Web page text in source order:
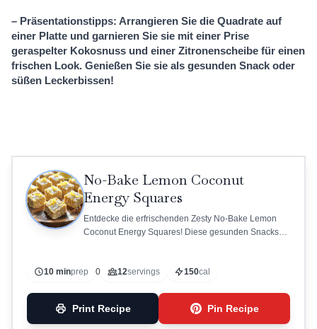
– Präsentationstipps: Arrangieren Sie die Quadrate auf
einer Platte und garnieren Sie sie mit einer Prise
geraspelter Kokosnuss und einer Zitronenscheibe für einen
frischen Look. Genießen Sie sie als gesunden Snack oder
süßen Leckerbissen!
No-Bake Lemon Coconut
Energy Squares
Entdecke die erfrischenden Zesty No-Bake Lemon
Coconut Energy Squares! Diese gesunden Snacks
10 minprep 0 12servings 150cal
Print Recipe Pin Recipe